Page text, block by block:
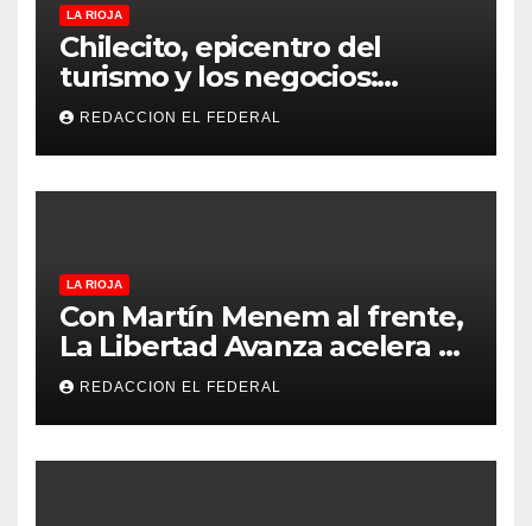
LA RIOJA
Chilecito, epicentro del
turismo y los negocios:
arranca la Expo que promete
revolucionar la economía
regional en un evento sin
precedentes en La Rioja
REDACCION EL FEDERAL
LA RIOJA
Con Martín Menem al frente,
La Libertad Avanza acelera su
despliegue en La Rioja y
desembarcó en Aimogasta
REDACCION EL FEDERAL